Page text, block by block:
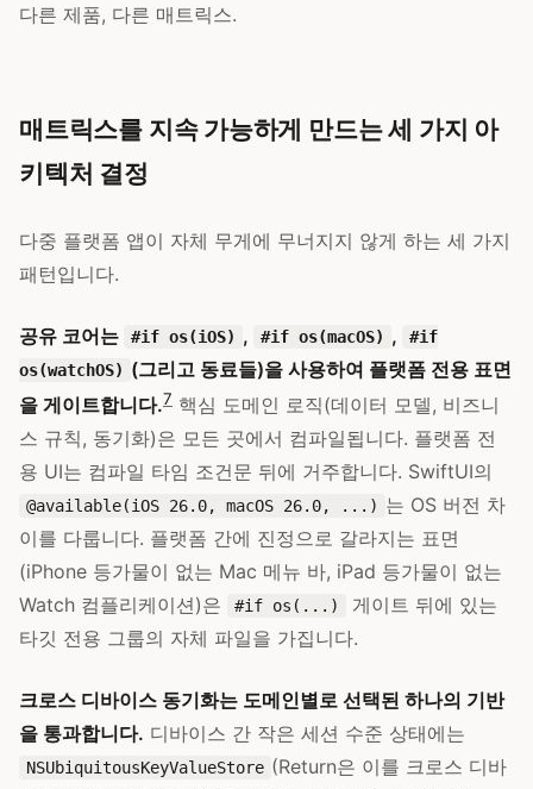
다른 제품, 다른 매트릭스.
매트릭스를 지속 가능하게 만드는 세 가지 아
키텍처 결정
다중 플랫폼 앱이 자체 무게에 무너지지 않게 하는 세 가지
패턴입니다.
공유 코어는 #if os(iOS) , #if os(macOS) ,
#if
os(watchOS) (그리고 동료들)을 사용하여 플랫폼 전용 표면
을 게이트합니다.7 핵심 도메인 로직(데이터 모델, 비즈니
스 규칙, 동기화)은 모든 곳에서 컴파일됩니다. 플랫폼 전
용 UI는 컴파일 타임 조건문 뒤에 거주합니다. SwiftUI의
@available(iOS 26.0, macOS 26.0, ...) 는 OS 버전 차
이를 다룹니다. 플랫폼 간에 진정으로 갈라지는 표면
(iPhone 등가물이 없는 Mac 메뉴 바, iPad 등가물이 없는
Watch 컴플리케이션)은
#if os(...)
게이트 뒤에 있는
타깃 전용 그룹의 자체 파일을 가집니다.
크로스 디바이스 동기화는 도메인별로 선택된 하나의 기반
을 통과합니다. 디바이스 간 작은 세션 수준 상태에는
NSUbiquitousKeyValueStore (Return은 이를 크로스 디바